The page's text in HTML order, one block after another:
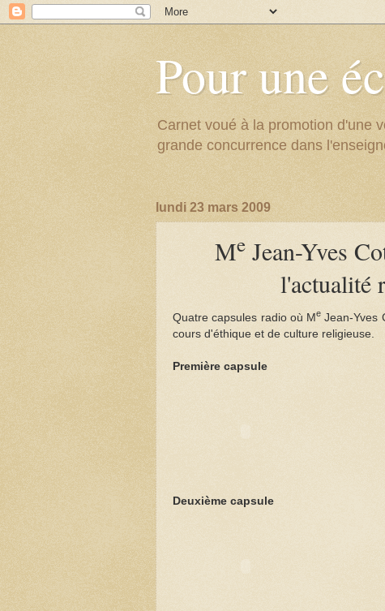
Pour une
Carnet voué à la promotion d'une
grande concurrence dans
lundi 23 mars 2009
Me Jean-Yves
l'actualité
Quatre capsules radio où Me Jean-Yves
cours d'éthique et de culture religieuse.
Première capsule
Deuxième capsule